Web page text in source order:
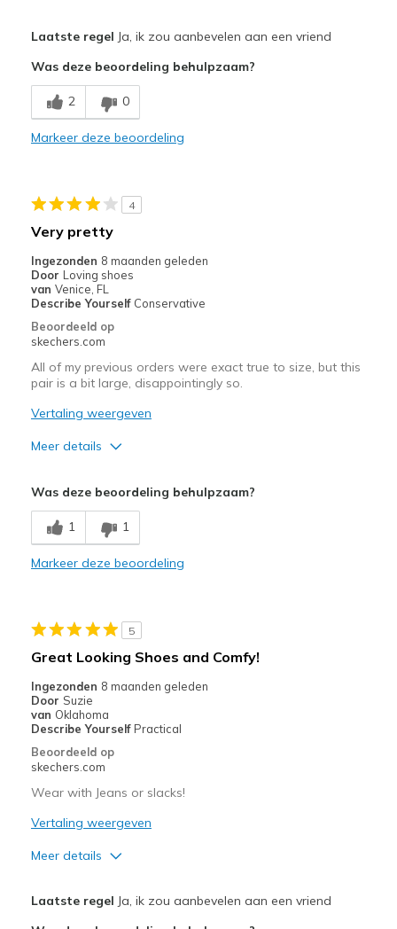
Comfortable
Stylish
Travel
Width
Feels true to width
Sizing
View On Shoes
Shoes are for Wearing
Laatste regel Ja, ik zou aanbevelen aan een vriend
Was deze beoordeling behulpzaam?
2 0
Markeer deze beoordeling
4
Very pretty
Ingezonden 8 maanden geleden
Door Loving shoes
van Venice, FL
Describe Yourself Conservative
Beoordeeld op
skechers.com
All of my previous orders were exact true to size, but this
pair is a bit large, disappointingly so.
Vertaling weergeven
Meer details
Breathe Well
Comfortable
Beste toepassingen
Sizing
View On Shoes
I'm Into Shoes
Was deze beoordeling behulpzaam?
1 1
Markeer deze beoordeling
5
Great Looking Shoes and Comfy!
Ingezonden 8 maanden geleden
Door Suzie
van Oklahoma
Describe Yourself Practical
Beoordeeld op
skechers.com
Wear with Jeans or slacks!
Vertaling weergeven
Meer details
Laatste regel Ja, ik zou aanbevelen aan een vriend